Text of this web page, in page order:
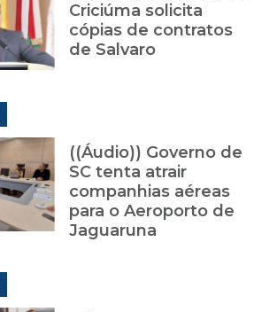
Criciúma solicita
cópias de contratos
de Salvaro
((Áudio)) Governo de
SC tenta atrair
companhias aéreas
para o Aeroporto de
Jaguaruna